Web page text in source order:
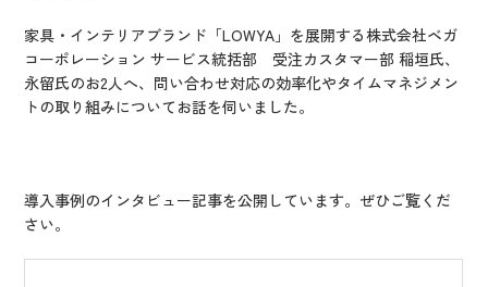
家具・インテリアブランド「LOWYA」を展開する株式会社ベガ
コーポレーション サービス統括部 受注カスタマー部 稲垣氏、
永留氏のお2人へ、問い合わせ対応の効率化やタイムマネジメン
トの取り組みについてお話を伺いました。
導入事例のインタビュー記事を公開しています。ぜひご覧くだ
さい。